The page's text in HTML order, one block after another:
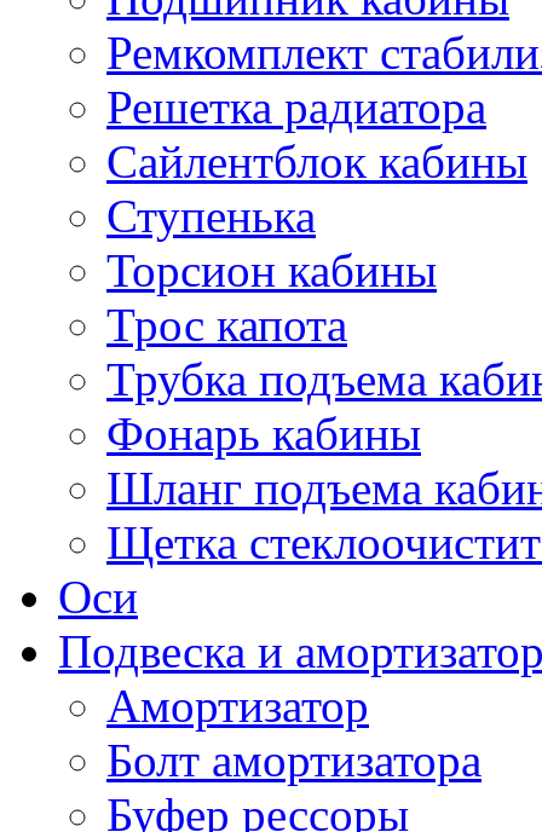
Ремкомплект
Решетка радиатора
Сайлентблок кабины
Ступенька
Торсион кабины
Трос капота
Трубка подъема
Фонарь кабины
Шланг подъема
Щетка
Оси
Подвеска и
Амортизатор
Болт амортизатора
Буфер рессоры